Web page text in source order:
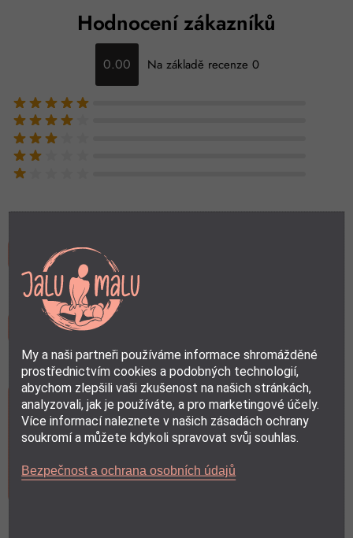
Hodnocení zákazníků
0.00 Na základě recenze 0
email Email:
rate_review Hodnocení:
My a naši partneři používáme informace shromážděné
prostřednictvím cookies a podobných technologií,
abychom zlepšili vaši zkušenost na našich stránkách,
analyzovali, jak je používáte, a pro marketingové účely.
Více informací naleznete v našich zásadách ochrany
soukromí a můžete kdykoli spravovat svůj souhlas.
Bezpečnost a ochrana osobních údajů